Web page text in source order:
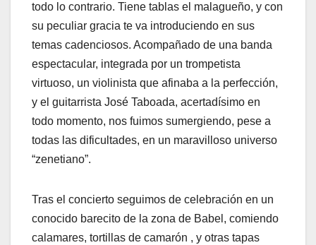
todo lo contrario. Tiene tablas el malagueño, y con
su peculiar gracia te va introduciendo en sus
temas cadenciosos. Acompañado de una banda
espectacular, integrada por un trompetista
virtuoso, un violinista que afinaba a la perfección,
y el guitarrista José Taboada, acertadísimo en
todo momento, nos fuimos sumergiendo, pese a
todas las dificultades, en un maravilloso universo
“zenetiano”.
Tras el concierto seguimos de celebración en un
conocido barecito de la zona de Babel, comiendo
calamares, tortillas de camarón , y otras tapas